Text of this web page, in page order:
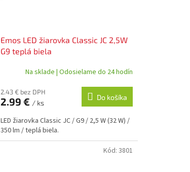
Emos LED žiarovka Classic JC 2,5W
G9 teplá biela
Na sklade | Odosielame do 24 hodín
2.43 € bez DPH
2.99 € / ks
Do košíka
LED žiarovka Classic JC / G9 / 2,5 W (32 W) /
350 lm / teplá biela.
Kód: 3801